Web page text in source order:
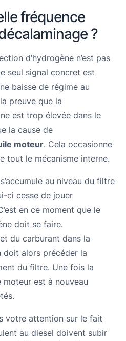
fréquence
?
d’hydrogène n’est pas
seul signal concret est
baisse de régime au
preuve que la
est trop élevée dans le
la cause de
moteur. Cela occasionne
tout le mécanisme interne.
au niveau du filtre
ci cesse de jouer
en ce moment que le
doit se faire.
et du carburant dans la
doit alors précéder la
du filtre. Une fois la
est à nouveau
votre attention sur le fait
au diesel doivent subir